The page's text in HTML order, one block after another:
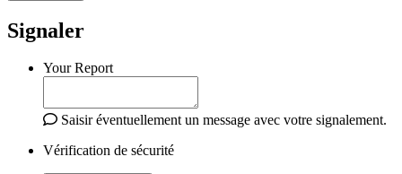
Signaler
Your Report
Saisir éventuellement un message avec votre signalement.
Vérification de sécurité